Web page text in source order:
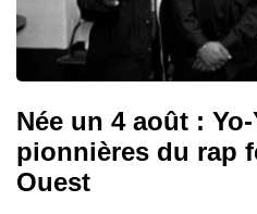
Née un 4 août :
pionnières du rap
Ouest